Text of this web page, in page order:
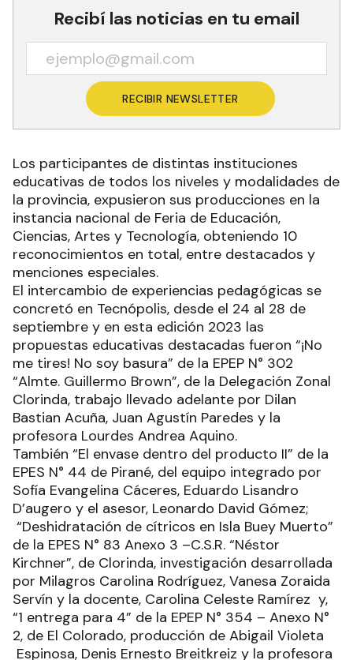
Recibí las noticias en tu email
RECIBIR NEWSLETTER
Los participantes de distintas instituciones
educativas de todos los niveles y modalidades de
la provincia, expusieron sus producciones en la
instancia nacional de Feria de Educación,
Ciencias, Artes y Tecnología, obteniendo 10
reconocimientos en total, entre destacados y
menciones especiales.
El intercambio de experiencias pedagógicas se
concretó en Tecnópolis, desde el 24 al 28 de
septiembre y en esta edición 2023 las
propuestas educativas destacadas fueron “¡No
me tires! No soy basura” de la EPEP N° 302
“Almte. Guillermo Brown”, de la Delegación Zonal
Clorinda, trabajo llevado adelante por Dilan
Bastian Acuña, Juan Agustín Paredes y la
profesora Lourdes Andrea Aquino.
También “El envase dentro del producto II” de la
EPES N° 44 de Pirané, del equipo integrado por
Sofía Evangelina Cáceres, Eduardo Lisandro
D’augero y el asesor, Leonardo David Gómez;
“Deshidratación de cítricos en Isla Buey Muerto”
de la EPES N° 83 Anexo 3 –C.S.R. “Néstor
Kirchner”, de Clorinda, investigación desarrollada
por Milagros Carolina Rodríguez, Vanesa Zoraida
Servín y la docente, Carolina Celeste Ramírez y,
“1 entrega para 4” de la EPEP N° 354 – Anexo N°
2, de El Colorado, producción de Abigail Violeta
Espinosa, Denis Ernesto Breitkreiz y la profesora